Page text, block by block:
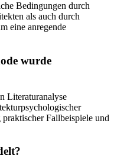
Bedingungen durch
als auch durch
eine anregende
wurde
Literaturanalyse
Fallbeispiele und